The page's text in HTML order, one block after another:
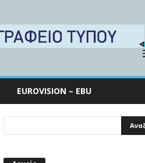
EUROVISION – EBU